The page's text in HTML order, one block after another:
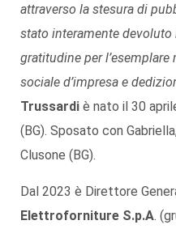
attraverso la stesura di
stato interamente
gratitudine per
sociale d’impresa e
Trussardi è nato il 30
(BG). Sposato con
Clusone (BG).
Dal 2023 è Direttore
Elettroforniture S.p.A.